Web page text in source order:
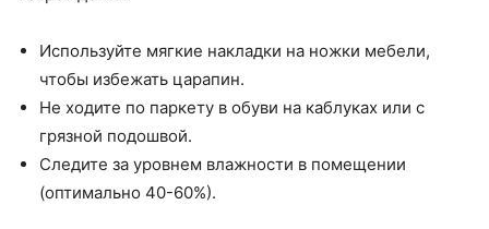
Используйте мягкие накладки на ножки мебели,
чтобы избежать царапин.
Не ходите по паркету в обуви на каблуках или с
грязной подошвой.
Следите за уровнем влажности в помещении
(оптимально 40-60%).